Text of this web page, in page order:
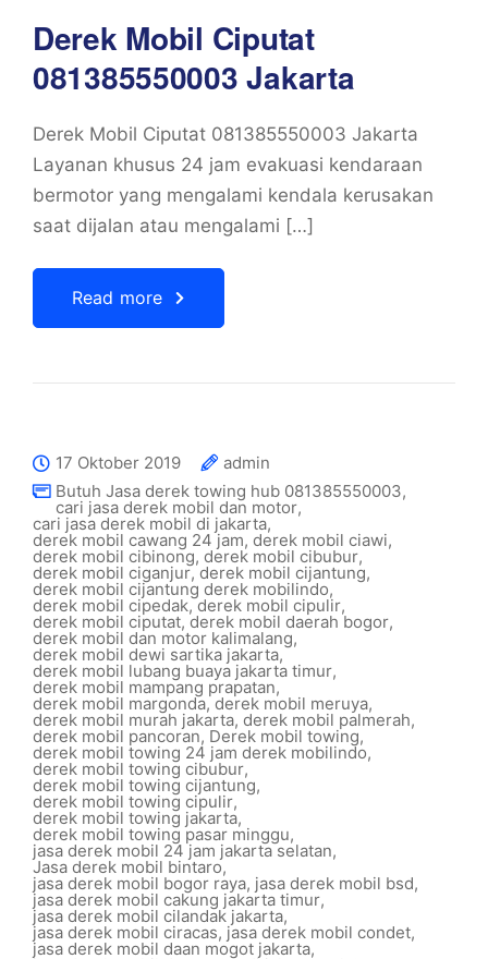
Derek Mobil Ciputat
081385550003 Jakarta
Derek Mobil Ciputat 081385550003 Jakarta
Layanan khusus 24 jam evakuasi kendaraan
bermotor yang mengalami kendala kerusakan
saat dijalan atau mengalami […]
Read more
17 Oktober 2019
admin
Butuh Jasa derek towing hub 081385550003,
cari jasa derek mobil dan motor,
cari jasa derek mobil di jakarta,
derek mobil cawang 24 jam, derek mobil ciawi,
derek mobil cibinong, derek mobil cibubur,
derek mobil ciganjur,derek mobil cijantung,
derek mobil cijantung derek mobilindo,
derek mobil cipedak,derek mobil cipulir,
derek mobil ciputat, derek mobil daerah bogor,
derek mobil dan motor kalimalang,
derek mobil dewi sartika jakarta,
derek mobil lubang buaya jakarta timur,
derek mobil mampang prapatan,
derek mobil margonda,derek mobil meruya,
derek mobil murah jakarta, derek mobil palmerah,
derek mobil pancoran, Derek mobil towing,
derek mobil towing 24 jam derek mobilindo,
derek mobil towing cibubur,
derek mobil towing cijantung,
derek mobil towing cipulir,
derek mobil towing jakarta,
derek mobil towing pasar minggu,
jasa derek mobil 24 jam jakarta selatan,
Jasa derek mobil bintaro,
jasa derek mobil bogor raya, jasa derek mobil bsd,
jasa derek mobil cakung jakarta timur,
jasa derek mobil cilandak jakarta,
jasa derek mobil ciracas, jasa derek mobil condet,
jasa derek mobil daan mogot jakarta,